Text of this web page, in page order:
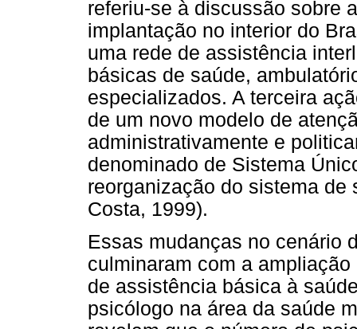
referiu-se à discussão sobre
implantação no interior do
uma rede de assistência
básicas de saúde,
especializados. A terceira
de um novo modelo de
administrativamente e
denominado de Sistema
reorganização do sistema
Costa, 1999).
Essas mudanças no cenário
culminaram com a
de assistência básica à
psicólogo na área da saúde